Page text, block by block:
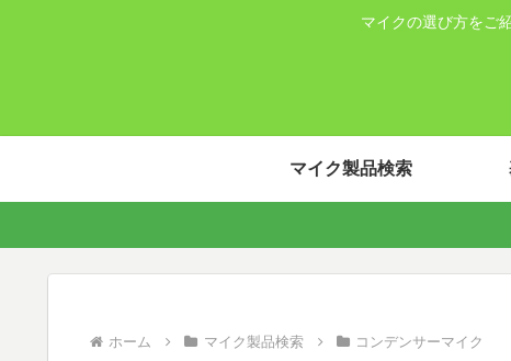
マイクの選び方をご
マイク製品検索
ホーム マイク製品検索 コンデンサーマイク